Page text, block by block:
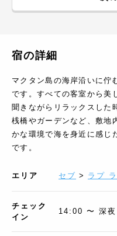
宿の詳細
マクタン島の海岸沿いに佇
です。すべての客室から美
聞きながらリラックスした
桟橋やガーデンなど、敷地
かな環境で海を身近に感じ
です。
エリア セブ > ラプ
チェック
イン
14:00 〜 深